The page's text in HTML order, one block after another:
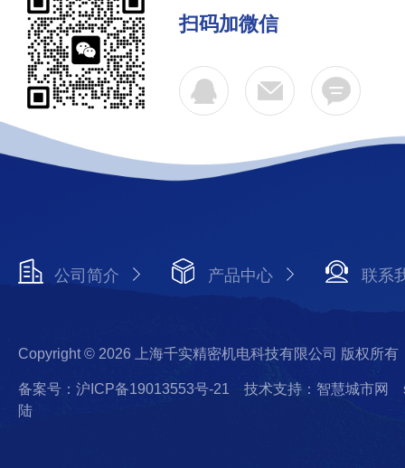
扫码加微信
公司简介 产品中心 联系
Copyright © 2026 上海千实精密机电科技有限公司 版权所有
备案号：沪ICP备19013553号-21 技术支持：智慧城市网
陆